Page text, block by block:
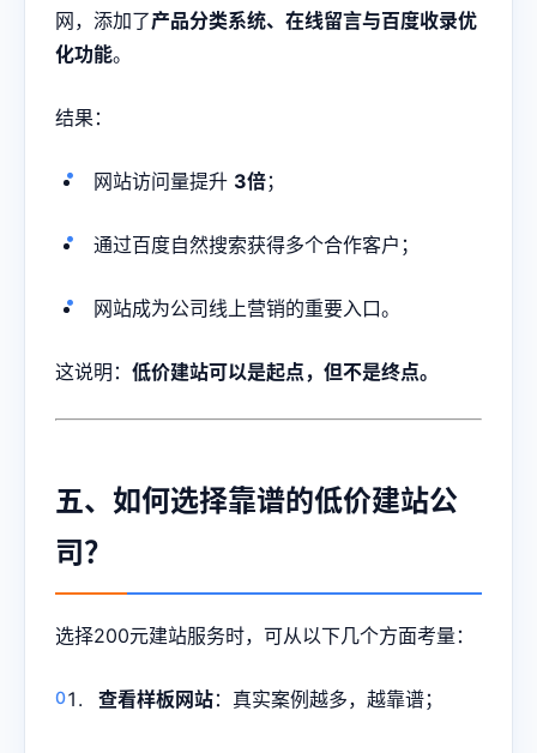
网，添加了产品分类系统、在线留言与百度收录优
化功能。
结果：
网站访问量提升 3倍；
通过百度自然搜索获得多个合作客户；
网站成为公司线上营销的重要入口。
这说明： 低价建站可以是起点，但不是终点。
五、如何选择靠谱的低价建站公
司？
选择200元建站服务时，可从以下几个方面考量：
查看样板网站：真实案例越多，越靠谱；